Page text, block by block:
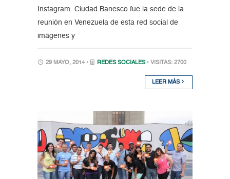
Instagram. Ciudad Banesco fue la sede de la
reunión en Venezuela de esta red social de
imágenes y
29 MAYO, 2014 • REDES SOCIALES • VISITAS: 2700
LEER MÁS